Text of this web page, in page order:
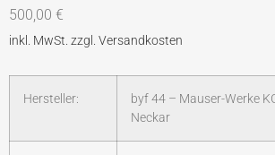
500,00 €
Hersteller:
byf 44 – Mauser-Werke
Neckar